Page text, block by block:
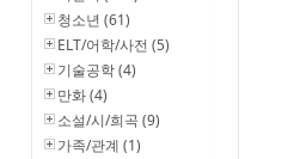
청소년 (61)
ELT/어학/사전 (5)
기술공학 (4)
만화 (4)
소설/시/희곡 (9)
가족/관계 (1)